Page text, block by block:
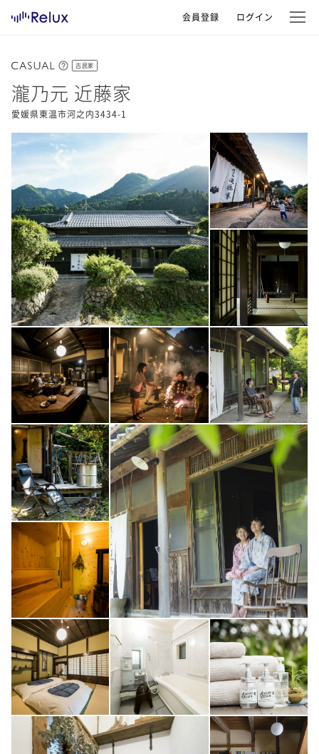
会員登録 ログイン
古民家
瀧乃元 近藤家
愛媛県東温市河之内3434-1